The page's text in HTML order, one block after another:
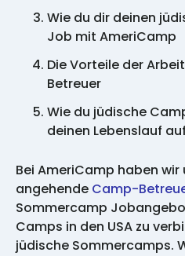
Wie du dir deinen
Job mit AmeriCamp
Die Vorteile der
Betreuer
Wie du jüdische
deinen Lebenslauf
Bei AmeriCamp haben
angehende Camp-
Sommercamp
Camps in den USA zu
jüdische Sommercamps.